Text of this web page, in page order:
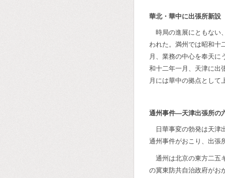
華北・華中に出張所新設
時局の進展にともない
われた。満州では昭和十
月、業務の中心を奉天に
和十二年一月、天津に出
月には華中の拠点として
通州事件―天津出張所の
日華事変の勃発は天津
通州事件がおこり、出張
通州は北京の東方二五
の冀東防共自治政府がお